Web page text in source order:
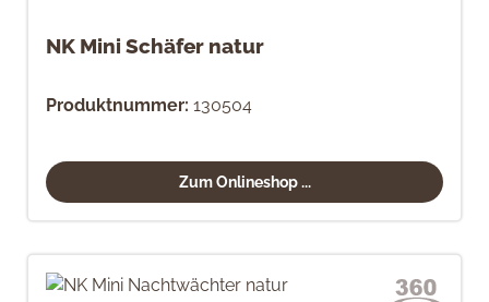
NK Mini Schäfer natur
Produktnummer: 130504
Zum Onlineshop ...